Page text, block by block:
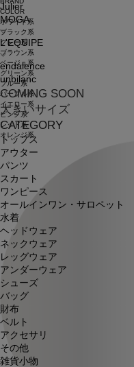
Julier
MOGA
L'EQUIPE
endalence
unbilanc
COMING SOON
大きいサイズ
CATEGORY
トップス
アウター
パンツ
スカート
ワンピース
オールインワン・サロペット
水着
ヘッドウェア
ネックウェア
レッグウェア
アンダーウェア
シューズ
バッグ
財布
ベルト
アクセサリ
その他
雑貨小物
COLOR
ホワイト系
ブラック系
グレー系
ブラウン系
ベージュ系
グリーン系
ブルー系
パープル系
イエロー系
ピンク系
レッド系
オレンジ系